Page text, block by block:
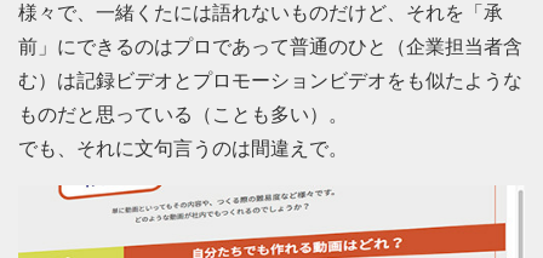
様々で、一緒くたには語れないものだけど、それを「承
前」にできるのはプロであって普通のひと（企業担当者含
む）は記録ビデオとプロモーションビデオをも似たような
ものだと思っている（ことも多い）。
でも、それに文句言うのは間違えで。